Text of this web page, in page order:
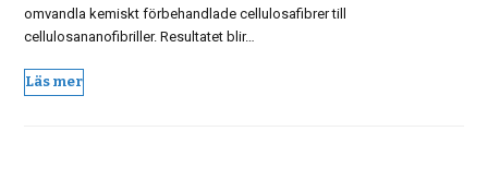
omvandla kemiskt förbehandlade cellulosafibrer till
cellulosananofibriller. Resultatet blir…
Läs mer